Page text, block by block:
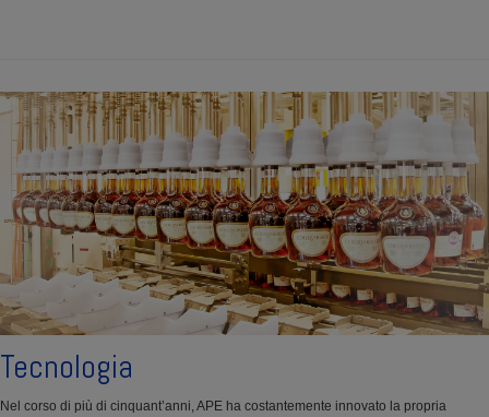
Tecnologia
Nel corso di più di cinquant’anni, APE ha costantemente innovato la propria